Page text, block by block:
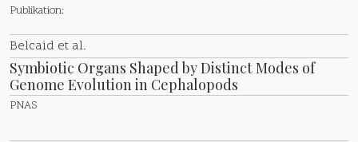
Publikation:
Belcaid et al.
Symbiotic Organs Shaped by Distinct Modes of
Genome Evolution in Cephalopods
PNAS